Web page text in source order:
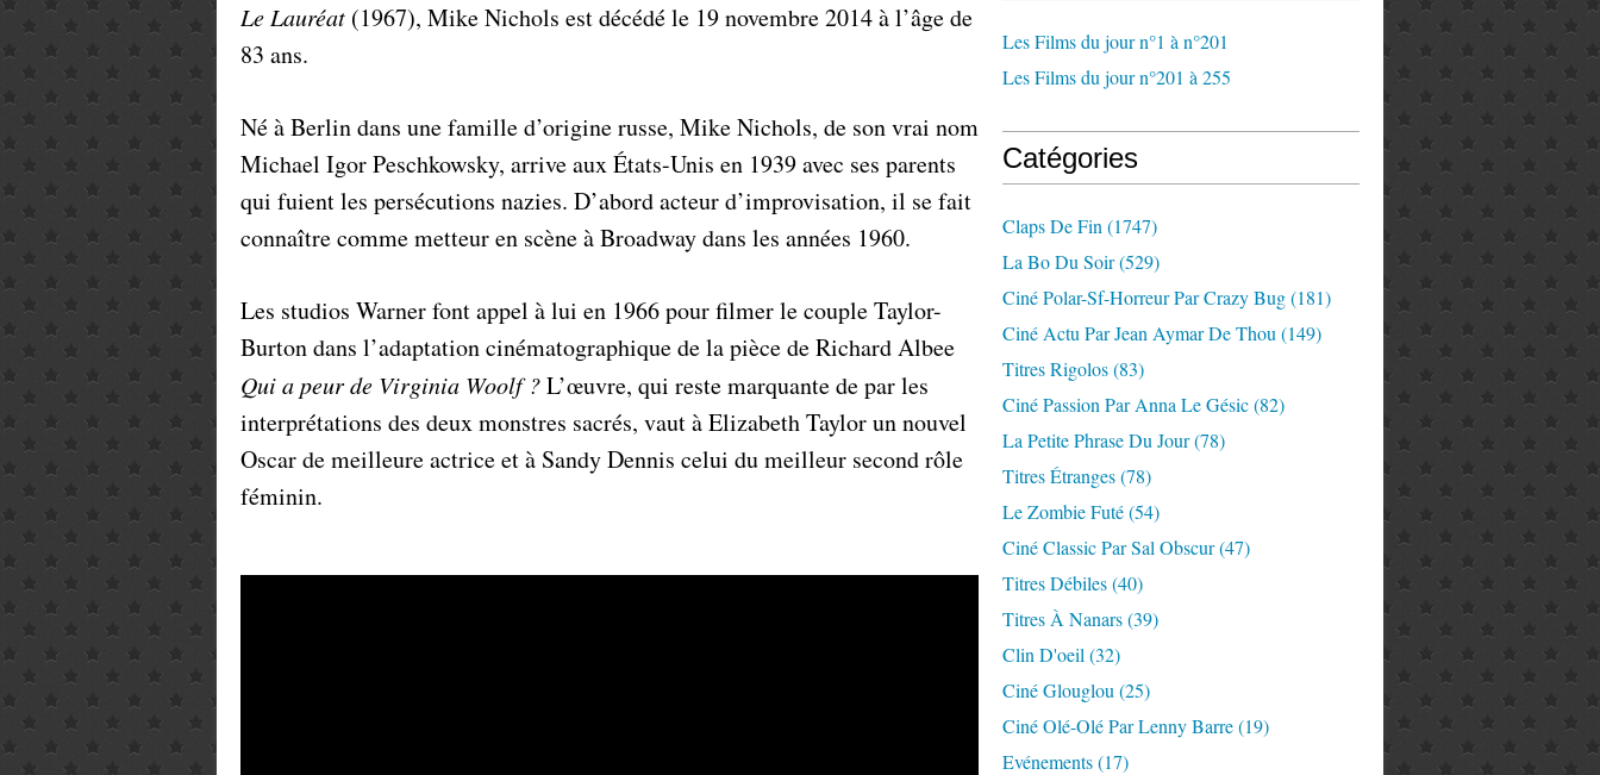
Le Lauréat (1967), Mike Nichols est décédé le 19 novembre 2014 à l’âge de
83 ans.
Né à Berlin dans une famille d’origine russe, Mike Nichols, de son vrai nom
Michael Igor Peschkowsky, arrive aux États-Unis en 1939 avec ses parents
qui fuient les persécutions nazies. D’abord acteur d’improvisation, il se fait
connaître comme metteur en scène à Broadway dans les années 1960.
Les studios Warner font appel à lui en 1966 pour filmer le couple Taylor-
Burton dans l’adaptation cinématographique de la pièce de Richard Albee
Qui a peur de Virginia Woolf ?L’œuvre, qui reste marquante de par les
interprétations des deux monstres sacrés, vaut à Elizabeth Taylor un nouvel
Oscar de meilleure actrice et à Sandy Dennis celui du meilleur second rôle
féminin.
Les Films du jour n°1 à n°201
Les Films du jour n°201 à 255
Catégories
Claps De Fin (1747)
La Bo Du Soir(529)
Ciné Polar-Sf-Horreur Par Crazy Bug(181)
Ciné Actu Par Jean Aymar De Thou (149)
Titres Rigolos(83)
Ciné Passion Par Anna Le Gésic(82)
La Petite Phrase Du Jour(78)
Titres Étranges(78)
Le Zombie Futé(54)
Ciné Classic Par Sal Obscur(47)
Titres Débiles(40)
Titres À Nanars(39)
Clin D'oeil (32)
Ciné Glouglou (25)
Ciné Olé-Olé Par Lenny Barre(19)
Evénements(17)